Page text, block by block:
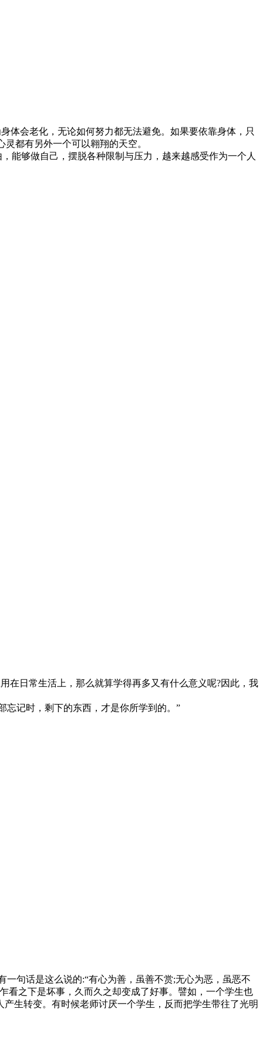
体会老化，无论如何努力都无法避免。如果要依靠身体，只
都有另外一个可以翱翔的天空。
能够做自己，摆脱各种限制与压力，越来越感受作为一个人
在日常生活上，那么就算学得再多又有什么意义呢?因此，我
忘记时，剩下的东西，才是你所学到的。”
句话是这么说的:“有心为善，虽善不赏;无心为恶，虽恶不
看之下是坏事，久而久之却变成了好事。譬如，一个学生也
生转变。有时候老师讨厌一个学生，反而把学生带往了光明